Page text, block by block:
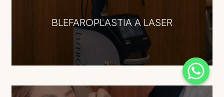
BLEFAROPLASTIA A LASER